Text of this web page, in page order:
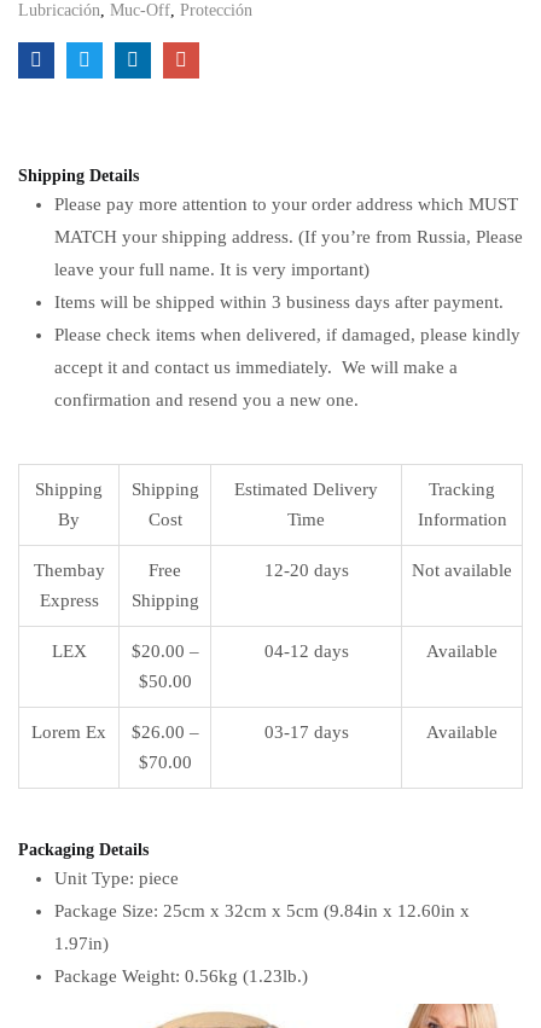
Lubricación, Muc-Off, Protección
Shipping Details
Please pay more attention to your order address which MUST
MATCH your shipping address. (If you’re from Russia, Please
leave your full name. It is very important)
Items will be shipped within 3 business days after payment.
Please check items when delivered, if damaged, please kindly
accept it and contact us immediately. We will make a
confirmation and resend you a new one.
Shipping
By
Shipping
Cost
Estimated Delivery
Time
Tracking
Information
Thembay
Express
Free
Shipping
12-20 days Not available
LEX
$20.00 –
$50.00
04-12 days Available
Lorem Ex
$26.00 –
$70.00
03-17 days Available
Packaging Details
Unit Type: piece
Package Size: 25cm x 32cm x 5cm (9.84in x 12.60in x
1.97in)
Package Weight: 0.56kg (1.23lb.)